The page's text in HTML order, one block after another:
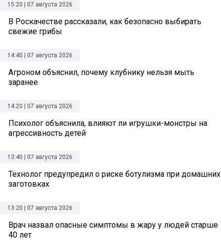
15:20 | 07 августа 2026
В Роскачестве рассказали, как безопасно выбирать
свежие грибы
14:40 | 07 августа 2026
Агроном объяснил, почему клубнику нельзя мыть
заранее
14:20 | 07 августа 2026
Психолог объяснила, влияют ли игрушки-монстры на
агрессивность детей
13:40 | 07 августа 2026
Технолог предупредил о риске ботулизма при домашних
заготовках
13:20 | 07 августа 2026
Врач назвал опасные симптомы в жару у людей старше
40 лет